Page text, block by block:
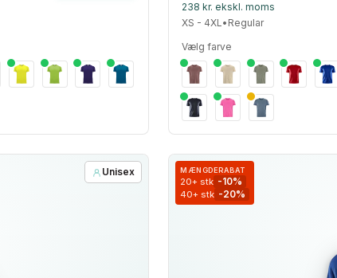
238 kr. ekskl. moms
XS - 4XL• Regular
Vælg farve
Unisex MÆNGDERABAT
20+ stk -10%
40+ stk -20%